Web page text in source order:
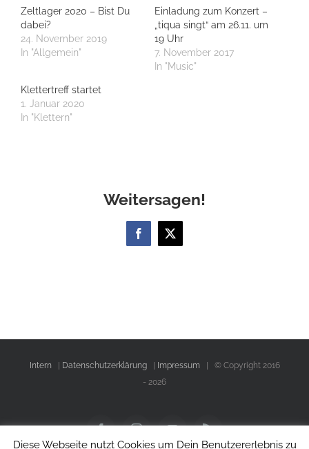
Zeltlager 2020 – Bist Du
dabei?
24. November 2019
In "Allgemein"
Einladung zum Konzert –
„tiqua singt“ am 26.11. um
19 Uhr
7. November 2017
In "Music"
Klettertreff startet
1. Januar 2020
In "Klettern"
Weitersagen!
Facebook
X
Intern Datenschutzerklärung| Impressum| © Copyright 2016
- 2026
Diese Webseite nutzt Cookies um Dein Benutzererlebnis zu